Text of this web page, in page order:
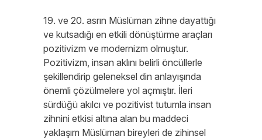
19. ve 20. asrın Müslüman zihne dayattığı
ve kutsadığı en etkili dönüştürme araçları
pozitivizm ve modernizm olmuştur.
Pozitivizm, insan aklını belirli öncüllerle
şekillendirip geleneksel din anlayışında
önemli çözülmelere yol açmıştır. İleri
sürdüğü akılcı ve pozitivist tutumla insan
zihnini etkisi altına alan bu maddeci
yaklaşım Müslüman bireyleri de zihinsel